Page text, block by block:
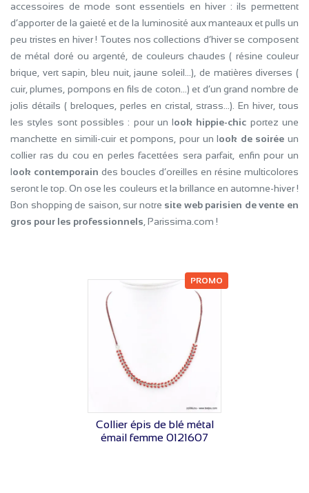
accessoires de mode sont essentiels en hiver : ils permettent
d’apporter de la gaieté et de la luminosité aux manteaux et pulls un
peu tristes en hiver ! Toutes nos collections d’hiver se composent
de métal doré ou argenté, de couleurs chaudes ( résine couleur
brique, vert sapin, bleu nuit, jaune soleil…), de matières diverses (
cuir, plumes, pompons en fils de coton…) et d’un grand nombre de
jolis détails ( breloques, perles en cristal, strass…). En hiver, tous
les styles sont possibles : pour un look hippie-chic portez une
manchette en simili-cuir et pompons, pour un look de soirée un
collier ras du cou en perles facettées sera parfait, enfin pour un
look contemporain des boucles d’oreilles en résine multicolores
seront le top. On ose les couleurs et la brillance en automne-hiver !
Bon shopping de saison, sur notre site web parisien de vente en
gros pour les professionnels , Parissima.com !
VOIR LE PRIX
Collier épis de blé métal
émail femme 0121607
PROMO